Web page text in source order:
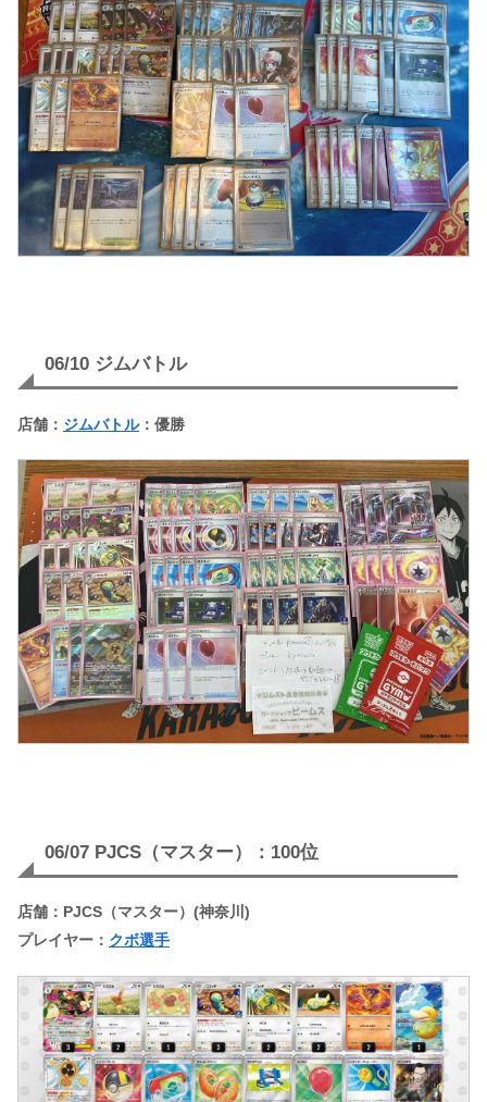
06/10 ジムバトル
店舗： ジムバトル：優勝
06/07 PJCS（マスター）：100位
店舗：PJCS（マスター）(神奈川)
プレイヤー： クボ選手